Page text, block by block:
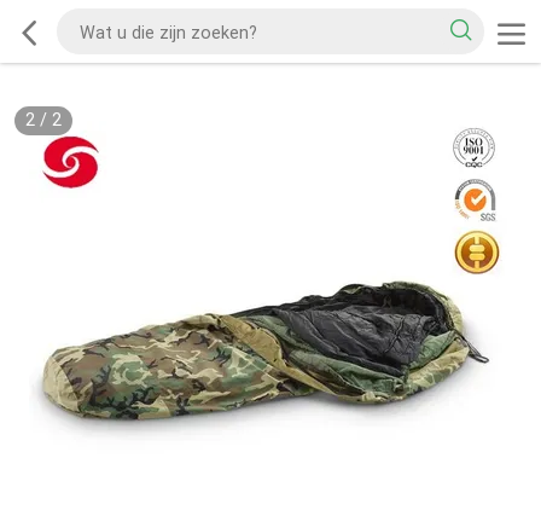
2/ 2